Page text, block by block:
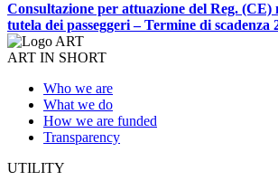
Consultazione per attuazione del Reg. (CE)
tutela dei passeggeri – Termine di scadenza
ART IN SHORT
Who we are
What we do
How we are funded
Transparency
UTILITY